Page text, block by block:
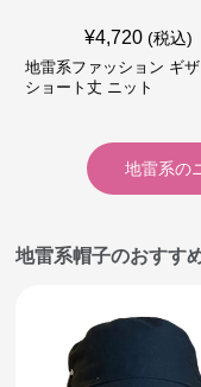
¥4,720 (税込)
地雷系ファッション ギ
ショート丈 ニット
地雷系の
地雷系帽子のおすす